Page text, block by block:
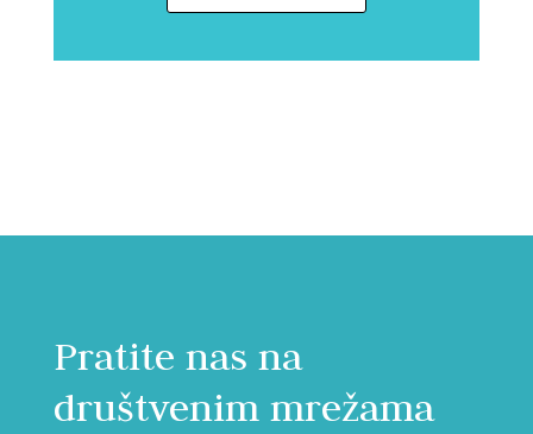
Pratite nas na
društvenim mrežama